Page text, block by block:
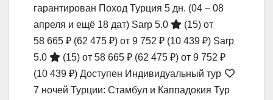
гарантирован Поход Турция 5 дн. (04 – 08
апреля и ещё 18 дат) Sarp 5.0 (15) от
58 665 ₽ (62 475 ₽) от 9 752 ₽ (10 439 ₽) Sarp
5.0
(15) от 58 665 ₽ (62 475 ₽) от 9 752 ₽
(10 439 ₽) Доступен Индивидуальный тур
7 ночей Турции: Стамбул и Каппадокия Тур